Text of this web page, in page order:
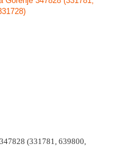
(331781, 639800,